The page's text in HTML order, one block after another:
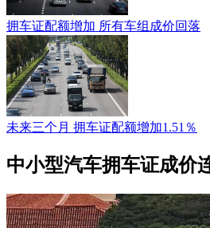
拥车证配额增加 所有车组成价回落
未来三个月 拥车证配额增加1.51％
中小型汽车拥车证成价